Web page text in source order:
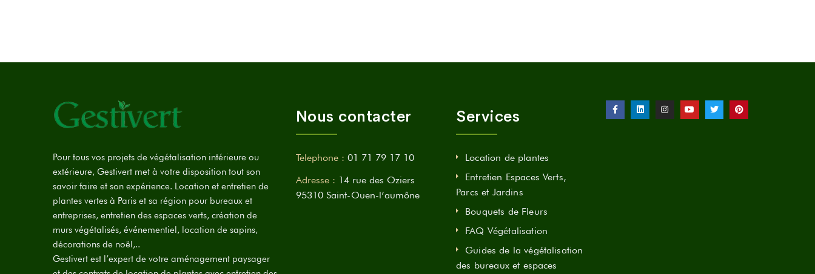
Pour tous vos projets de végétalisation intérieure ou
extérieure, Gestivert met à votre disposition tout son
savoir faire et son expérience. Location et entretien de
plantes vertes à Paris et sa région pour bureaux et
entreprises, entretien des espaces verts, création de
murs végétalisés, événementiel, location de sapins,
décorations de noël,..
Gestivert est l’expert de votre aménagement paysager
Nous contacter
Telephone : 01 71 79 17 10
Adresse : 14 rue des Oziers
95310 Saint-Ouen-l’aumône
Services
Location de plantes
Entretien Espaces Verts,
Parcs et Jardins
Bouquets de Fleurs
FAQ Végétalisation
Guides de la végétalisation
des bureaux et espaces